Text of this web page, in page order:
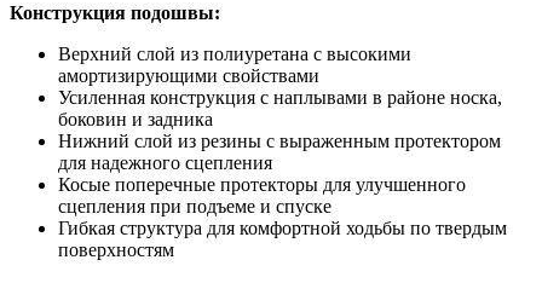
Конструкция подошвы:
Верхний слой из полиуретана с высокими
амортизирующими свойствами
Усиленная конструкция с наплывами в районе носка,
боковин и задника
Нижний слой из резины с выраженным протектором
для надежного сцепления
Косые поперечные протекторы для улучшенного
сцепления при подъеме и спуске
Гибкая структура для комфортной ходьбы по твердым
поверхностям